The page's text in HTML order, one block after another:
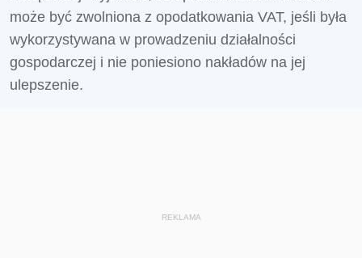
może być zwolniona z opodatkowania VAT, jeśli była
wykorzystywana w prowadzeniu działalności
gospodarczej i nie poniesiono nakładów na jej
ulepszenie.
REKLAMA